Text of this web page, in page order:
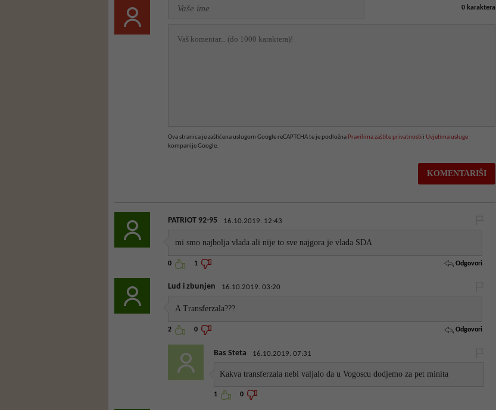
0karaktera
Ova stranica je zaštićena uslugom Google reCAPTCHA te je podložna Pravilima zaštite privatnostii Uvjetima usluge
kompanije Google.
PATRIOT 92-95 16.10.2019. 12:43
mi smo najbolja vlada ali nije to sve najgora je vlada SDA
0 1 Odgovori
Lud i zbunjen 16.10.2019. 03:20
A Transferzala???
2 0 Odgovori
Bas Steta 16.10.2019. 07:31
Kakva transferzala nebi valjalo da u Vogoscu dodjemo za pet minita
1 0